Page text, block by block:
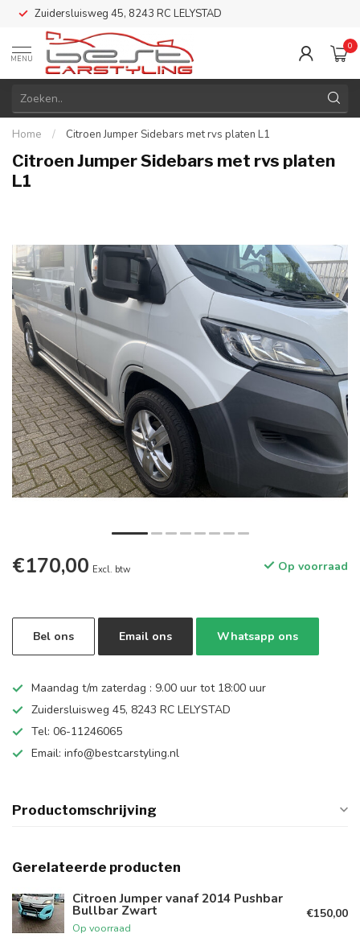
Zuidersluisweg 45, 8243 RC LELYSTAD
MENU
0
Home / Citroen Jumper Sidebars met rvs platen L1
Citroen Jumper Sidebars met rvs platen
L1
€170,00 Excl. btw Op voorraad
Bel ons Email ons Whatsapp ons
Maandag t/m zaterdag : 9.00 uur tot 18:00 uur
Zuidersluisweg 45, 8243 RC LELYSTAD
Tel: 06-11246065
Email: info@bestcarstyling.nl
Productomschrijving
Gerelateerde producten
Citroen Jumper vanaf 2014 Pushbar
Bullbar Zwart
Op voorraad
€150,00